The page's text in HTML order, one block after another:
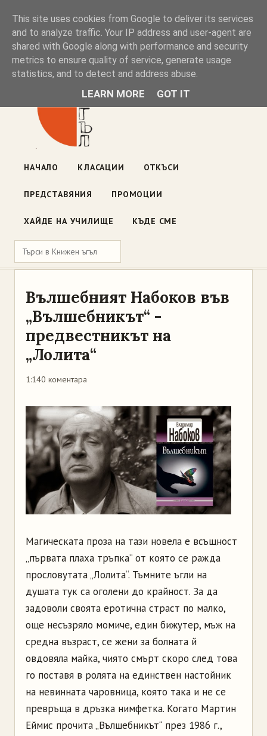
Книжен ъгъл
Блог на книжарницата — класации, откъси, нови книги
ул. „Оборище" 117, София· пон–пет 10:00–19:00 ·
НАЧАЛО КЛАСАЦИИ ОТКЪСИ
ПРЕДСТАВЯНИЯ ПРОМОЦИИ
ХАЙДЕ НА УЧИЛИЩЕ КЪДЕ СМЕ
Вълшебният Набоков във
„Вълшебникът“ -
предвестникът на
„Лолита“
1:140 коментара
Магическата проза на тази новела е всъщност
„първата плаха тръпка“ от която се ражда
прословутата „Лолита“. Тъмните ъгли на
душата тук са оголени до крайност. За да
задоволи своята еротична страст по малко,
още несъзряло момиче, един бижутер, мъж на
средна възраст, се жени за болната й
овдовяла майка, чиято смърт скоро след това
го поставя в ролята на единствен настойник
на невинната чаровница, която така и не се
превръща в дръзка нимфетка. Когато Мартин
Еймис прочита „Вълшебникът“ през 1986 г.,
This site uses cookies from Google to deliver its services
and to analyze traffic. Your IP address and user-agent are
shared with Google along with performance and security
metrics to ensure quality of service, generate usage
statistics, and to detect and address abuse.
LEARN MORE GOT IT